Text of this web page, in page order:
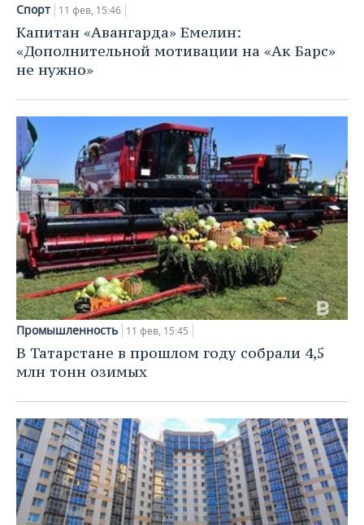
Спорт 11 фев, 15:46
Капитан «Авангарда» Емелин:
«Дополнительной мотивации на «Ак Барс»
не нужно»
Промышленность 11 фев, 15:45
В Татарстане в прошлом году собрали 4,5
млн тонн озимых